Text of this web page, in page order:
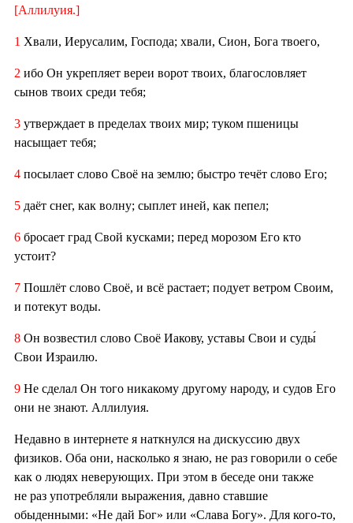
[Аллилуия.]
1 Хвали, Иерусалим, Господа; хвали, Сион, Бога твоего,
2 ибо Он укрепляет вереи ворот твоих, благословляет
сынов твоих среди тебя;
3 утверждает в пределах твоих мир; туком пшеницы
насыщает тебя;
4 посылает слово Своё на землю; быстро течёт слово Его;
5 даёт снег, как волну; сыплет иней, как пепел;
6 бросает град Свой кусками; перед морозом Его кто
устоит?
7 Пошлёт слово Своё, и всё растает; подует ветром Своим,
и потекут воды.
8 Он возвестил слово Своё Иакову, уставы Свои и суды́
Свои Израилю.
9 Не сделал Он того никакому другому народу, и судов Его
они не знают. Аллилуия.
Недавно в интернете я наткнулся на дискуссию двух
физиков. Оба они, насколько я знаю, не раз говорили о себе
как о людях неверующих. При этом в беседе они также
не раз употребляли выражения, давно ставшие
обыденными: «Не дай Бог» или «Слава Богу». Для кого-то,